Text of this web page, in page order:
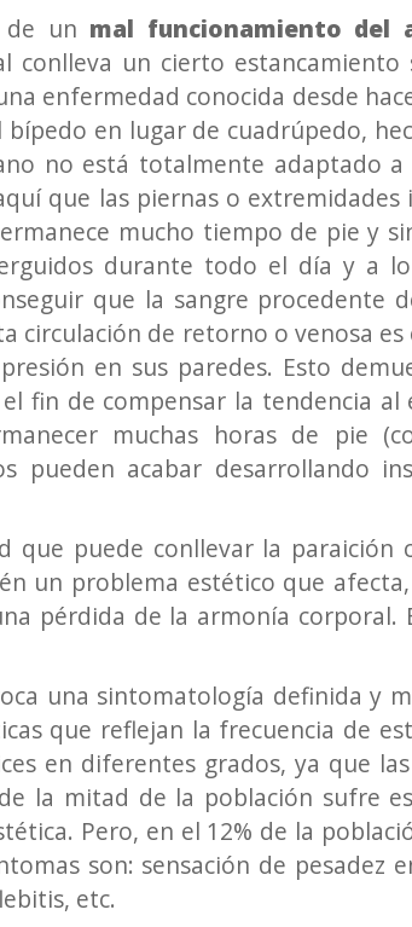
de un mal funcionamiento del
conlleva un cierto
enfermedad conocida desde
en lugar de cuadrúpedo,
no está totalmente adaptado
que las piernas o
mucho tiempo de pie y
durante todo el día y a
que la sangre
circulación de retorno o venosa
en sus paredes. Esto
fin de compensar la tendencia
muchas horas de pie
pueden acabar desarrollando
que puede conllevar la paraición
un problema estético que
pérdida de la armonía corporal.
una sintomatología definida y
que reflejan la frecuencia de
en diferentes grados, ya que
la mitad de la población sufre
Pero, en el 12% de la
son: sensación de pesadez
etc.